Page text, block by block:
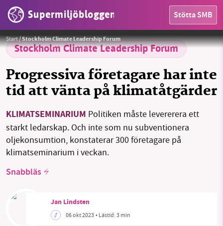
Supermiljöbloggen Stötta SMB
OMRÅDEN
MILJÖFAKTA
OM OSS
Sök Sparade inlägg Tipsa oss
Start/Stockholm Climate Leadership Forum
Stockholm Climate Leadership Forum
Progressiva företagare har inte
tid att vänta på klimatåtgärder
KLIMATSEMINARIUM Politiken måste levererera ett
starkt ledarskap. Och inte som nu subventionera
oljekonsumtion, konstaterar 300 företagare på
klimatseminarium i veckan.
Snabbläs
Jan Lindsten
06 okt 2023• Lästid:3 min
En del av panelens deltagare under seminariet. Från höger Cynthia Jonströmer, moderator, Harald Mix, Reynir